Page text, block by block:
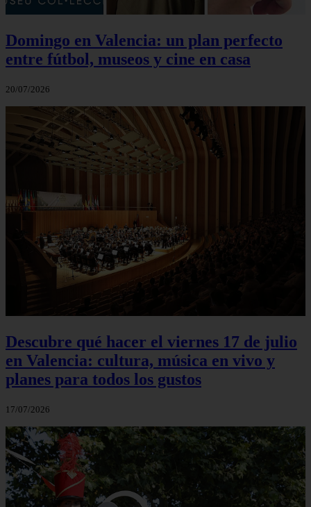
Domingo en Valencia: un plan perfecto
entre fútbol, museos y cine en casa
20/07/2026
Descubre qué hacer el viernes 17 de julio
en Valencia: cultura, música en vivo y
planes para todos los gustos
17/07/2026